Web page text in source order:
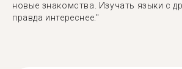
новые знакомства. Изучать языки с
правда интереснее."